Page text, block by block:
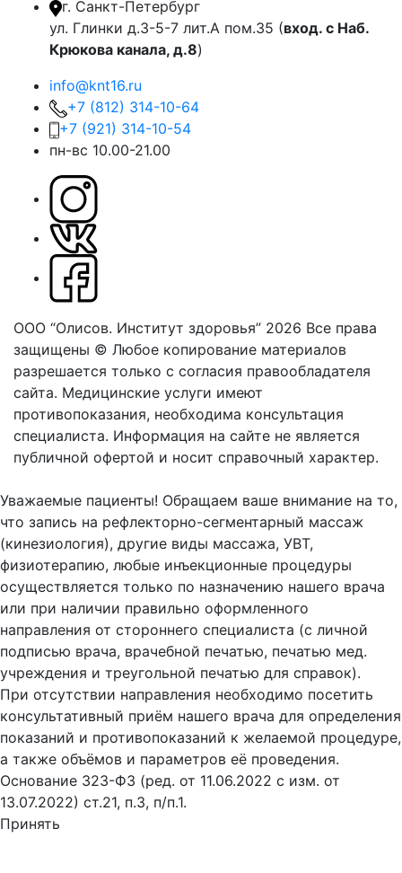
г. Санкт-Петербург
ул. Глинки д.3-5-7 лит.А пом.35 (вход. с Наб.
Крюкова канала, д.8)
info@knt16.ru
+7 (812) 314-10-64
+7 (921) 314-10-54
пн-вс 10.00-21.00
ООО “Олисов. Институт здоровья” 2026 Все права
защищены © Любое копирование материалов
разрешается только с согласия правообладателя
сайта. Медицинские услуги имеют
противопоказания, необходима консультация
специалиста. Информация на сайте не является
публичной офертой и носит справочный характер.
Уважаемые пациенты! Обращаем ваше внимание на то,
что запись на рефлекторно-сегментарный массаж
(кинезиология), другие виды массажа, УВТ,
физиотерапию, любые инъекционные процедуры
осуществляется только по назначению нашего врача
или при наличии правильно оформленного
направления от стороннего специалиста (с личной
подписью врача, врачебной печатью, печатью мед.
учреждения и треугольной печатью для справок).
При отсутствии направления необходимо посетить
консультативный приём нашего врача для определения
показаний и противопоказаний к желаемой процедуре,
а также объёмов и параметров её проведения.
Основание 323-ФЗ (ред. от 11.06.2022 с изм. от
13.07.2022) ст.21, п.3, п/п.1.
Принять